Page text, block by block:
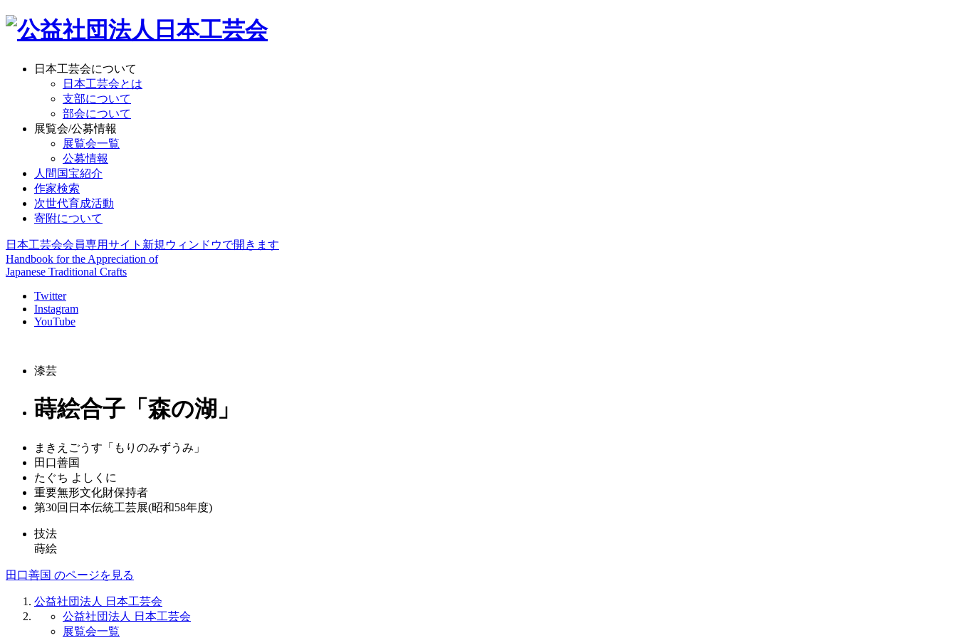
日本工芸会について
日本工芸会とは
支部について
部会について
展覧会/公募情報
展覧会一覧
公募情報
人間国宝紹介
作家検索
次世代育成活動
寄附について
日本工芸会会員専用サイト 新規ウィンドウで開きます
Handbook for the Appreciation of
Japanese Traditional Crafts
Twitter
Instagram
YouTube
漆芸
蒔絵合子「森の湖」
まきえごうす「もりのみずうみ」
田口善国
たぐち よしくに
重要無形文化財保持者
第30回日本伝統工芸展(昭和58年度)
技法
蒔絵
田口善国 のページを見る
公益社団法人 日本工芸会
公益社団法人 日本工芸会
展覧会一覧